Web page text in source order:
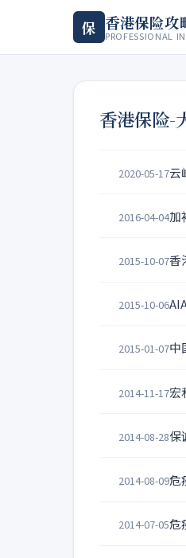
保 香港保险攻
PROFESSIONAL
香港保险-
2020-05-17云
2016-04-04加
2015-10-07香
2015-10-06
2015-01-07中
2014-11-17宏
2014-08-28保
2014-08-09危
2014-07-05危